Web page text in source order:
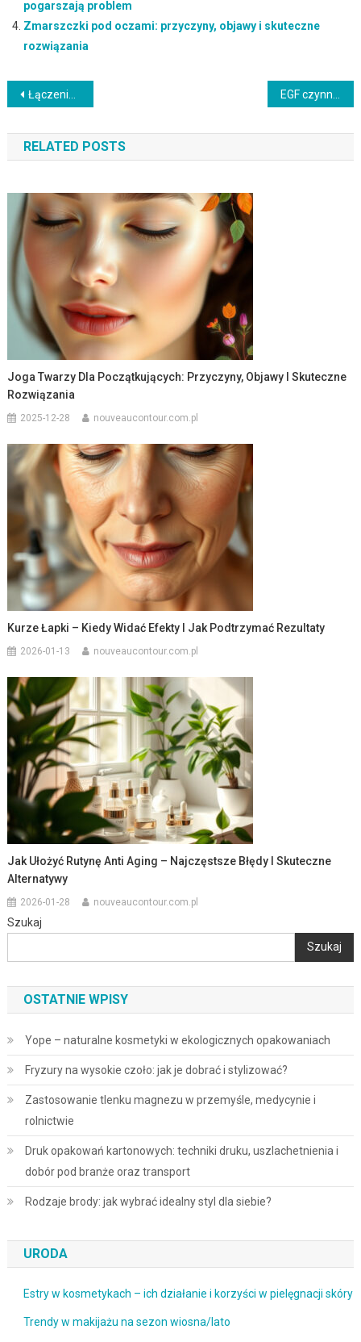
pogarszają problem
Zmarszczki pod oczami: przyczyny, objawy i skuteczne
rozwiązania
Nawigacja
wpisu
Łączenie składników na przebarwienia: najczęstsze błędy, które pogarszają problem
RELATED POSTS
Joga Twarzy Dla Początkujących: Przyczyny, Objawy I Skuteczne
Rozwiązania
2025-12-28 nouveaucontour.com.pl
Kurze Łapki – Kiedy Widać Efekty I Jak Podtrzymać Rezultaty
2026-01-13 nouveaucontour.com.pl
Jak Ułożyć Rutynę Anti Aging – Najczęstsze Błędy I Skuteczne
Alternatywy
2026-01-28 nouveaucontour.com.pl
Szukaj
Szukaj
OSTATNIE WPISY
Yope – naturalne kosmetyki w ekologicznych opakowaniach
Fryzury na wysokie czoło: jak je dobrać i stylizować?
Zastosowanie tlenku magnezu w przemyśle, medycynie i
rolnictwie
Druk opakowań kartonowych: techniki druku, uszlachetnienia i
dobór pod branże oraz transport
Rodzaje brody: jak wybrać idealny styl dla siebie?
URODA
Estry w kosmetykach – ich działanie i korzyści w pielęgnacji skóry
Trendy w makijażu na sezon wiosna/lato